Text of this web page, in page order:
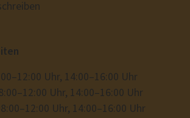
Uhr, 14:00–16:00 Uhr
Uhr, 14:00–16:00 Uhr
Uhr, 14:00–16:00 Uhr